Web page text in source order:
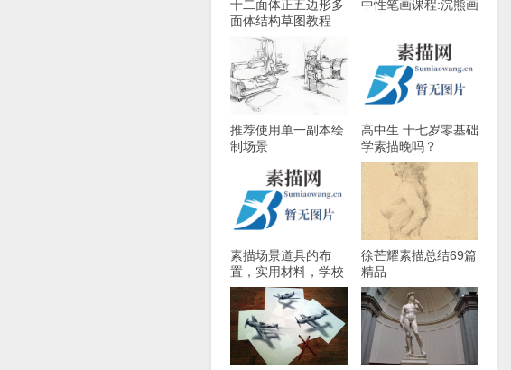
十二面体正五边形多
面体结构草图教程
中性笔画课程:浣熊画
推荐使用单一副本绘
制场景
高中生 十七岁零基础
学素描晚吗？
素描场景道具的布
置，实用材料，学校
考试都很有用！
徐芒耀素描总结69篇
精品